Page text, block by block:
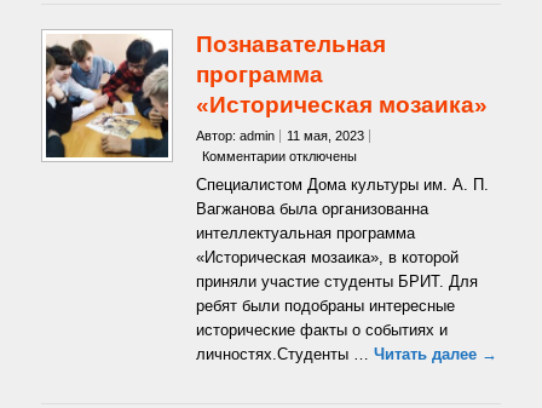
Познавательная
программа
«Историческая мозаика»
Автор: admin
11 мая, 2023
Комментариик
записи
Познавательная
программа
«Историческая
мозаика»
отключены
Специалистом Дома культуры им. А. П.
Вагжанова была организованна
интеллектуальная программа
«Историческая мозаика», в которой
приняли участие студенты БРИТ. Для
ребят были подобраны интересные
исторические факты о событиях и
личностях.Студенты … Читать далее →